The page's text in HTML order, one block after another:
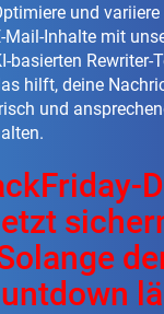
und variiere
Mail-Inhalte mit
basierten Rewriter-
hilft, deine
und